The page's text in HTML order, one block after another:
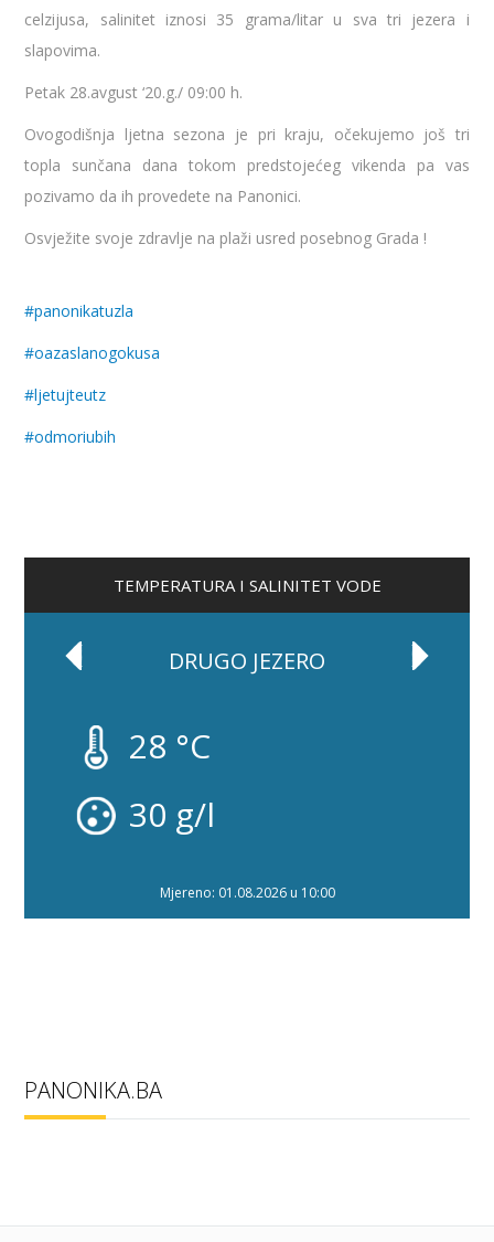
celzijusa, salinitet iznosi 35 grama/litar u sva tri jezera i
slapovima.
Petak 28.avgust ‘20.g./ 09:00 h.
Ovogodišnja ljetna sezona je pri kraju, očekujemo još tri
topla sunčana dana tokom predstojećeg vikenda pa vas
pozivamo da ih provedete na Panonici.
Osvježite svoje zdravlje na plaži usred posebnog Grada !
#panonikatuzla
#oazaslanogokusa
#ljetujteutz
#odmoriubih
TEMPERATURA I SALINITET VODE
DRUGO JEZERO
28 °C
30 g/l
Mjereno: 01.08.2026 u 10:00
PANONIKA.BA